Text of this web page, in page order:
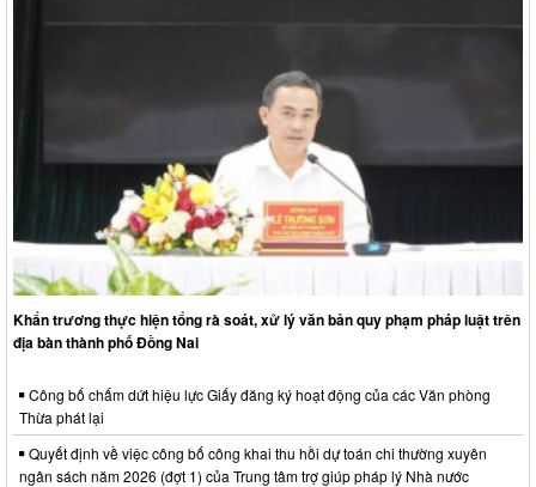
Khẩn trương thực hiện tổng rà soát, xử lý văn bản quy phạm pháp luật trên
địa bàn thành phố Đồng Nai
Công bố chấm dứt hiệu lực Giấy đăng ký hoạt động của các Văn phòng
Thừa phát lại
Quyết định về việc công bố công khai thu hồi dự toán chi thường xuyên
ngân sách năm 2026 (đợt 1) của Trung tâm trợ giúp pháp lý Nhà nước